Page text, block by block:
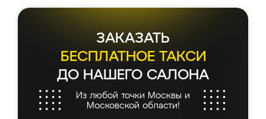
ЗАКАЗАТЬ
БЕСПЛАТНОЕ ТАКСИ
ДО НАШЕГО САЛОНА
Из любой точки Москвы и
Московской области!